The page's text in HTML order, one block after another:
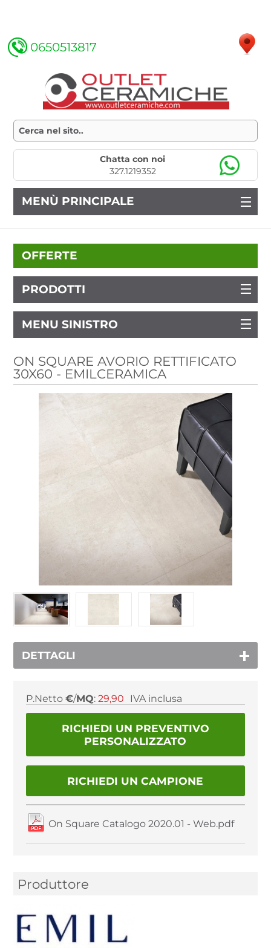
0650513817
Chatta con noi
327.1219352
MENÙ PRINCIPALE
OFFERTE
PRODOTTI
MENU SINISTRO
ON SQUARE AVORIO RETTIFICATO
30X60 - EMILCERAMICA
DETTAGLI
P.Netto €/MQ: 29,90 IVA inclusa
RICHIEDI UN PREVENTIVO
PERSONALIZZATO
RICHIEDI UN CAMPIONE
On Square Catalogo 2020.01 - Web.pdf
Produttore